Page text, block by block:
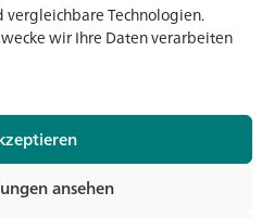
Technologien.
wir Ihre Daten verarbeiten
ansehen
AG